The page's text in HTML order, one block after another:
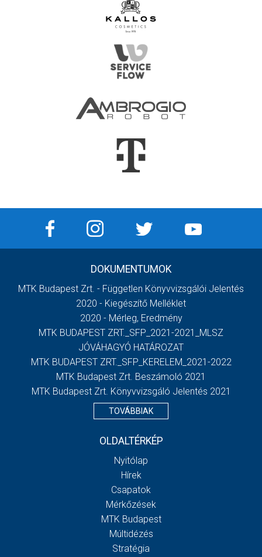
DOKUMENTUMOK
MTK Budapest Zrt. - Független Könyvvizsgálói Jelentés
2020 - Kiegészítő Melléklet
2020 - Mérleg, Eredmény
MTK BUDAPEST ZRT._SFP_2021-2021_MLSZ
JÓVÁHAGYÓ HATÁROZAT
MTK BUDAPEST ZRT._SFP_KERELEM_2021-2022
MTK Budapest Zrt. Beszámoló 2021
MTK Budapest Zrt. Könyvvizsgáló Jelentés 2021
TOVÁBBIAK
OLDALTÉRKÉP
Nyitólap
Hírek
Csapatok
Mérkőzések
MTK Budapest
Múltidézés
Stratégia